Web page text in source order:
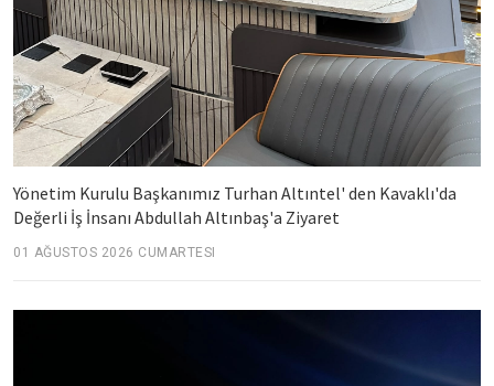
Yönetim Kurulu Başkanımız Turhan Altıntel' den Kavaklı'da
Değerli İş İnsanı Abdullah Altınbaş'a Ziyaret
01 AĞUSTOS 2026 CUMARTESI